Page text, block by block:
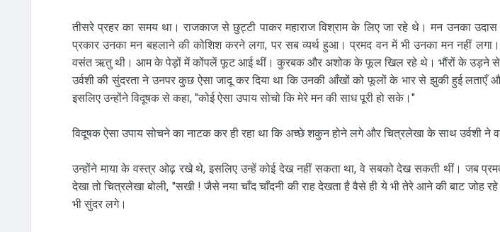
तीसरे प्रहर का समय था। राजकाज से छुट्टी पाकर महाराज विश्राम के लिए जा रहे थे। मन उनका उदास
प्रकार उनका मन बहलाने की कोशिश करने लगा, पर सब व्यर्थ हुआ। प्रमद वन में भी उनका मन नहीं
वसंत ऋतु थी। आम के पेड़ों में कोंपलें फूट आई थीं। कुरबक और अशोक के फूल खिल रहे थे। भौंरों के उड़ने
उर्वशी की सुंदरता ने उनपर कुछ ऐसा जादू कर दिया था कि उनकी आँखों को फूलों के भार से झुकी हुई लताएँ
इसलिए उन्होंने विदूषक से कहा, "कोई ऐसा उपाय सोचो कि मेरे मन की साध पूरी हो सके।"
विदूषक ऐसा उपाय सोचने का नाटक कर ही रहा था कि अच्छे शकुन होने लगे और चित्रलेखा के साथ उर्वशी ने
उन्होंने माया के वस्त्र ओढ़ रखे थे, इसलिए उन्हें कोई देख नहीं सकता था, वे सबको देख सकती थीं। जब
देखा तो चित्रलेखा बोली, "सखी ! जैसे नया चाँद चाँदनी की राह देखता है वैसे ही ये भी तेरे आने की बाट जोह
भी सुंदर लगे।